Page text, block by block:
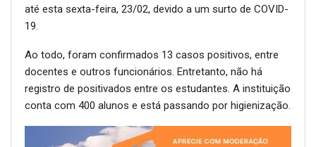
até esta sexta-feira, 23/02, devido a um surto de COVID-
19.
Ao todo, foram confirmados 13 casos positivos, entre
docentes e outros funcionários. Entretanto, não há
registro de positivados entre os estudantes. A instituição
conta com 400 alunos e está passando por higienização.